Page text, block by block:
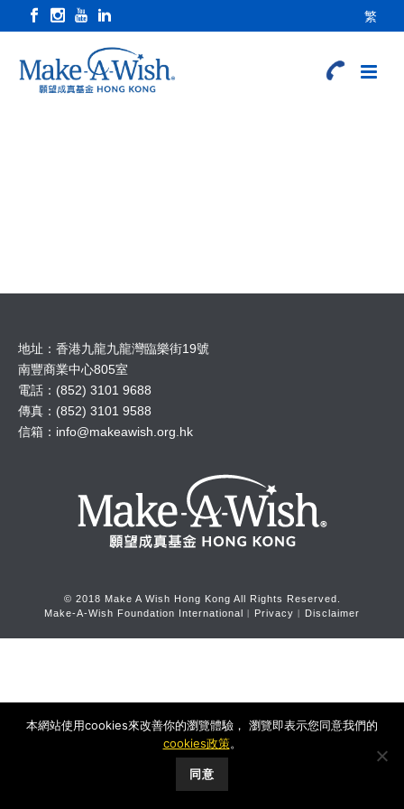
繁
地址：香港九龍九龍灣臨樂街19號
南豐商業中心805室
電話：(852) 3101 9688
傳真：(852) 3101 9588
信箱： info@makeawish.org.hk
© 2018 Make A Wish Hong Kong All Rights Reserved.
Make-A-Wish Foundation International ︱ Privacy ︱ Disclaimer
本網站使用cookies來改善你的瀏覽體驗， 瀏覽即表示您同意我們的
cookies政策。
同意